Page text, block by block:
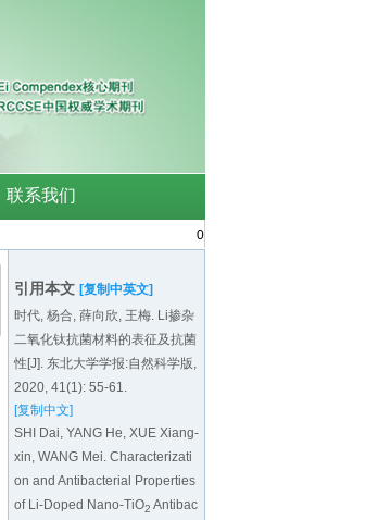
0
引用本文 [复制中英文]
时代, 杨合, 薛向欣, 王梅. Li掺杂
二氧化钛抗菌材料的表征及抗菌
性[J]. 东北大学学报:自然科学版,
2020, 41(1): 55-61.
[复制中文]
SHI Dai, YANG He, XUE Xiang-
xin, WANG Mei. Characterizati
on and Antibacterial Properties
of Li-Doped Nano-TiO2 Antibac